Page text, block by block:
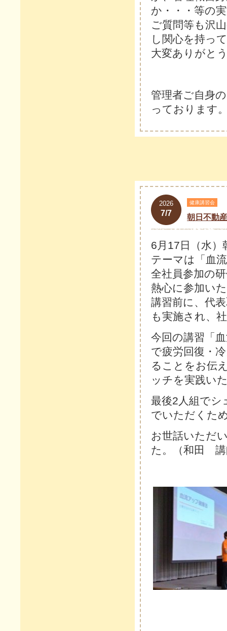
か・・・等の
ご質問等も沢
し関心を持っ
大変ありがと
管理者ご自身
っております
2026
7/7
健康講習会
朝日不動
6月17日（水）
テーマは「血
全社員参加の
熱心に参加い
講習前に、代
も実施され、
今回の講習「
で疲労回復・
ることをお伝
ッチを実践い
最後2人組でシ
でいただくた
お世話いただ
た。（和田 講